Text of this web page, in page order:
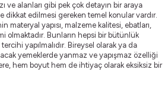
ve alanları gibi pek çok detayın bir araya
dikkat edilmesi gereken temel konular vardır.
materyal yapısı, malzeme kalitesi, ebatları,
olmaktadır. Bunların hepsi bir bütünlük
yapılmalıdır. Bireysel olarak ya da
yemeklerde yanmaz ve yapışmaz özelliği
hem boyut hem de ihtiyaç olarak eksiksiz bir